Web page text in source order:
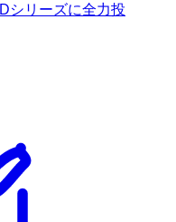
シリーズに全力投